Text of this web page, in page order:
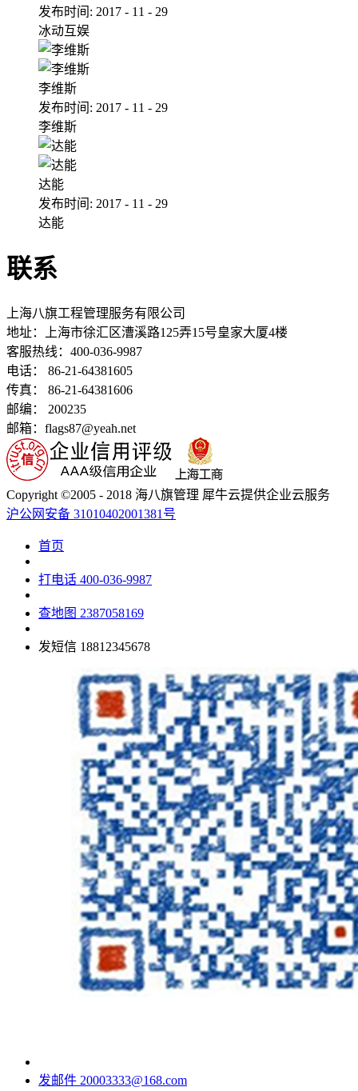
发布时间: 2017 - 11 - 29
冰动互娱
李维斯
发布时间: 2017 - 11 - 29
李维斯
达能
发布时间: 2017 - 11 - 29
达能
联系
上海八旗工程管理服务有限公司
地址：
上海市徐汇区漕溪路125弄15号皇家大厦4楼
客服热线：400-036-9987
电话： 86-21-64381605
传真： 86-21-64381606
邮编： 200235
邮箱：flags87@yeah.net
Copyright ©2005 - 2018 海八旗管理 犀牛云提供企业云服务
沪公网安备 31010402001381号
首页
打电话 400-036-9987
查地图 2387058169
发短信 18812345678
发邮件 20003333@168.com